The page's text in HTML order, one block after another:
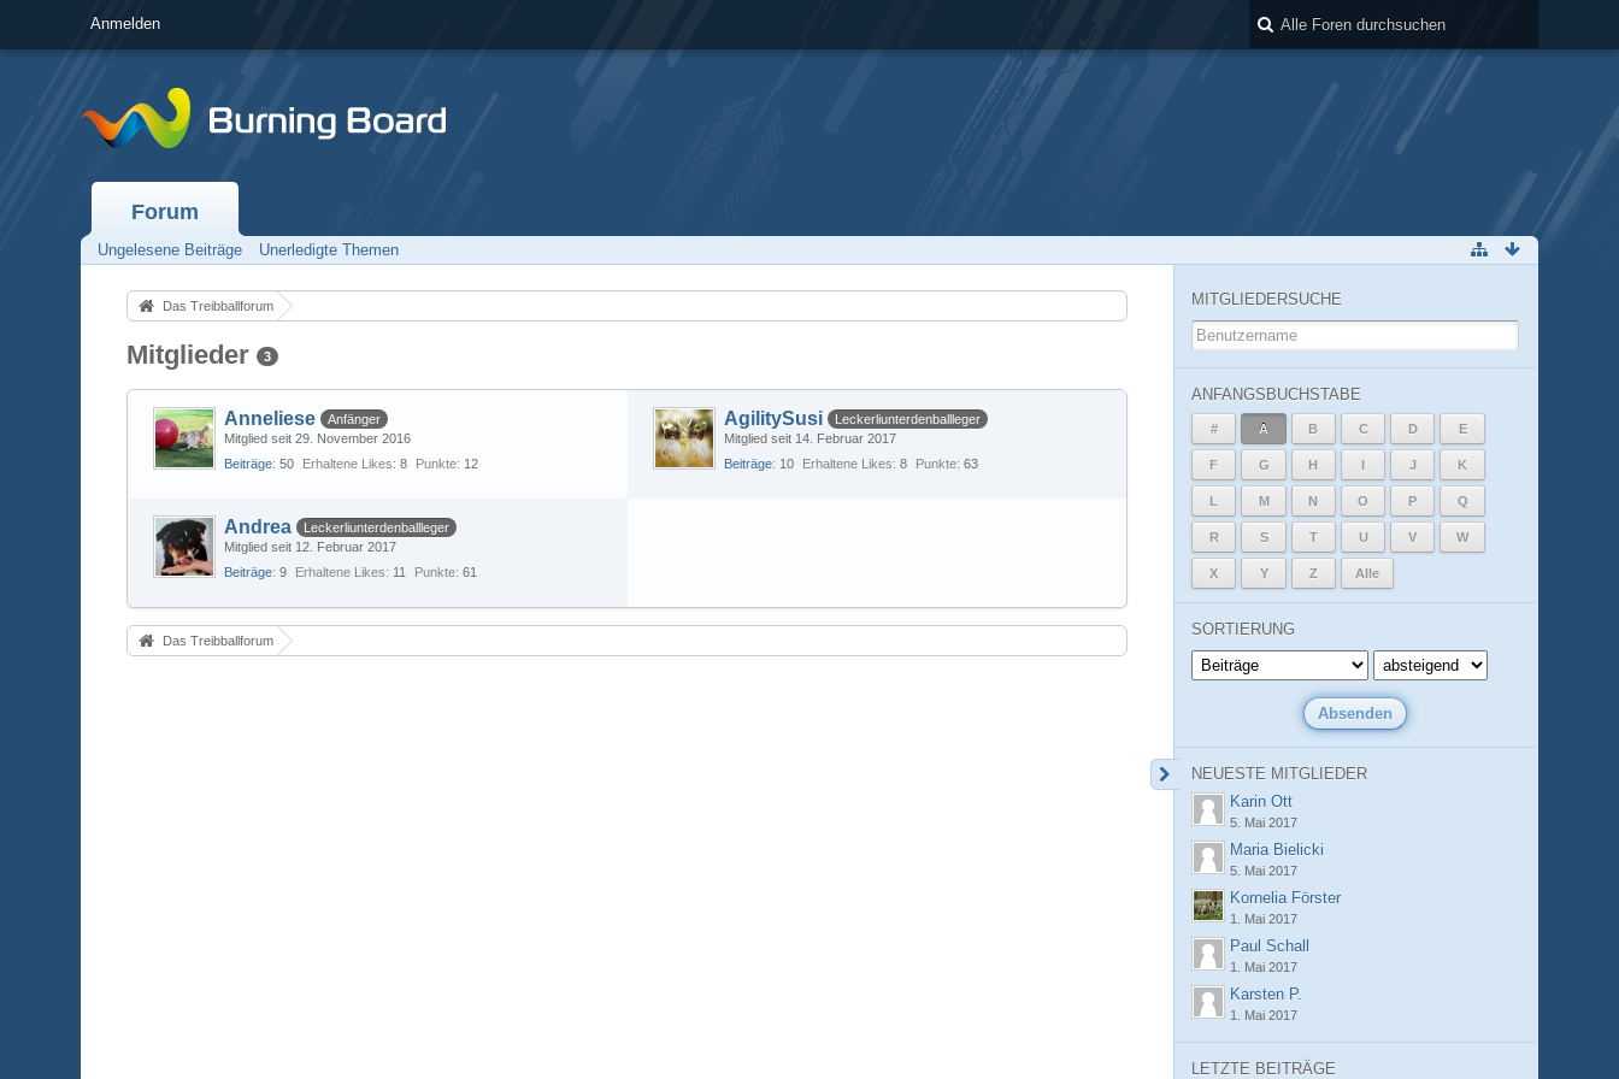
Anmelden
Forum
Ungelesene Beiträge Unerledigte Themen
Das Treibballforum
Mitglieder 3
Anneliese
Anfänger
Mitglied seit 29. November 2016
Beiträge 50 Erhaltene Likes 8 Punkte 12
AgilitySusi
Leckerliunterdenballleger
Mitglied seit 14. Februar 2017
Beiträge
10 Erhaltene Likes 8 Punkte 63
Andrea
Leckerliunterdenballleger
Mitglied seit 12. Februar 2017
Beiträge 9 Erhaltene Likes 11 Punkte 61
Das Treibballforum
MITGLIEDERSUCHE
ANFANGSBUCHSTABE
# A B C D E
F G H I J K
L M N O P Q
R S T U V W
X Y Z Alle
SORTIERUNG
NEUESTE MITGLIEDER
Karin Ott
5. Mai 2017
Maria Bielicki
5. Mai 2017
Kornelia Förster
1. Mai 2017
Paul Schall
1. Mai 2017
Karsten P.
1. Mai 2017
LETZTE BEITRÄGE